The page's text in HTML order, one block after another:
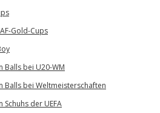
Gold-Cups
Balls bei U20-WM
Balls bei Weltmeisterschaften
der UEFA